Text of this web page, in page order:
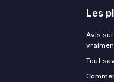
Les
Avis
Tout